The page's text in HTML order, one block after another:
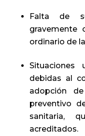
Falta de
gravemente
ordinario de
Situaciones
debidas al
adopción
preventivo
sanitaria,
acreditados.